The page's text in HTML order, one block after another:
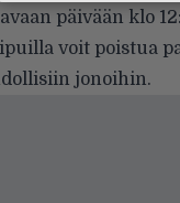
päivään klo
voit poistua
jonoihin.